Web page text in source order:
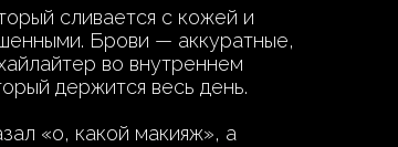
сливается с кожей и
Брови — аккуратные,
во внутреннем
держится весь день.
«о, какой макияж», а